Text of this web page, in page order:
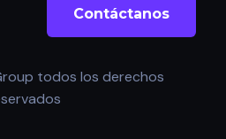
Contáctanos
todos los derechos